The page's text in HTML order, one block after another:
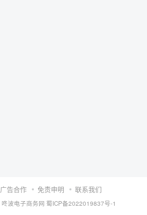
广告合作 免责申明 联系我们
咚波电子商务网 蜀ICP备2022019837号-1